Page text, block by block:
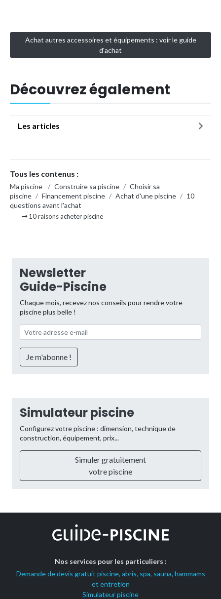
Achat autres accessoires et équipements : voir le guide
d'achat
Découvrez également
Les articles
Tous les contenus :
Ma piscine / Construire sa piscine / Choisir sa
piscine / Financement piscine / Achat d'une piscine / 10
questions avant l'achat
10 raisons acheter piscine
Newsletter
Guide-Piscine
Chaque mois, recevez nos conseils pour rendre votre
piscine plus belle !
Simulateur piscine
Configurez votre piscine : dimension, technique de
construction, équipement, prix...
Simuler gratuitement
votre piscine
Nos services pour les particuliers :
Demande de devis gratuit piscine, abris, spa, sauna, hammams
et entretien
Simulateur piscine